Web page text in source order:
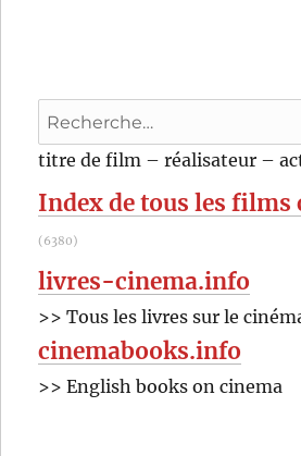
Recherche
pour
titre de film – réalisateur –
Index de tous les films
(6380)
livres-cinema.info
>> Tous les livres sur le
cinemabooks.info
>> English books on cinema